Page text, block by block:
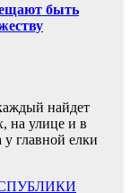
быть
найдет
на улице и в
главной елки